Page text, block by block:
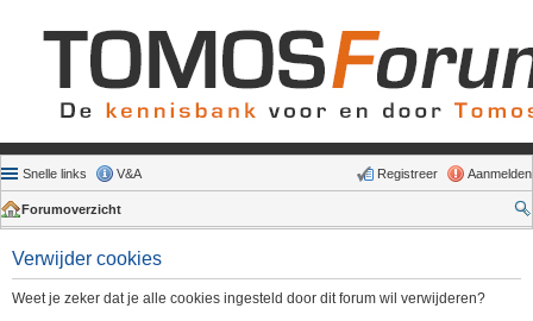
Snelle links V&A Aanmelden
Registreer
Forumoverzicht
Verwijder cookies
Weet je zeker dat je alle cookies ingesteld door dit forum wil verwijderen?